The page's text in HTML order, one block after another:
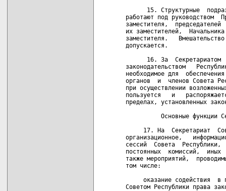
15. Структурные
работают под руководством
заместителя,  председателей
их заместителей,
заместителя.
допускается.
16. За  Секретариатом
законодательством
необходимое для
органов  и  членов Совета
при осуществлении
пользуется   и
пределах, установленных
Основные функции
17. На  Секретариат
организационное,
сессий  Совета
постоянных  комиссий,
также мероприятий,
том числе:
оказание содействия  в
Советом Республики права